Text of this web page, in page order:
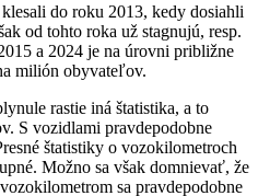
do roku 2013, kedy dosiahli
od tohto roka už stagnujú, resp.
a 2024 je na úrovni približne
milión obyvateľov.
rastie iná štatistika, a to
S vozidlami pravdepodobne
štatistiky o vozokilometroch
Možno sa však domnievať, že
sa pravdepodobne